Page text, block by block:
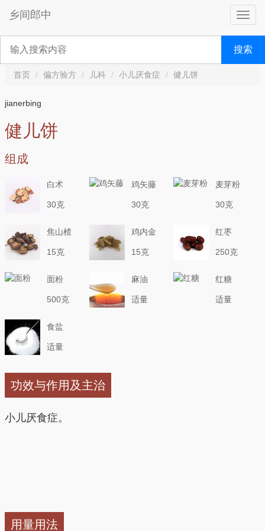
乡间郎中
搜索
首页 偏方验方 儿科 小儿厌食症 健儿饼
jianerbing
健儿饼
组成
白术
30克
鸡矢藤
30克
麦芽粉
30克
焦山楂
15克
鸡内金
15克
红枣
250克
面粉
500克
麻油
适量
红糖
适量
食盐
适量
功效与作用及主治
小儿厌食症。
用量用法